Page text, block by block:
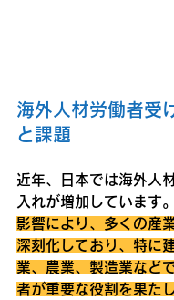
海外人材労働者受
と課題
近年、日本では海外人
入れが増加しています。
影響により、多くの産
深刻化しており、特に
業、農業、製造業など
者が重要な役割を果た